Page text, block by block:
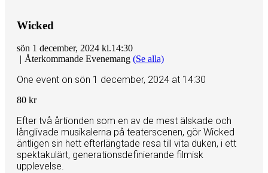
Wicked
sön 1 december, 2024 kl.14:30
| Återkommande Evenemang (Se alla)
One event on sön 1 december, 2024 at 14:30
80 kr
Efter två årtionden som en av de mest älskade och
långlivade musikalerna på teaterscenen, gör Wicked
äntligen sin hett efterlängtade resa till vita duken, i ett
spektakulärt, generationsdefinierande filmisk
upplevelse.